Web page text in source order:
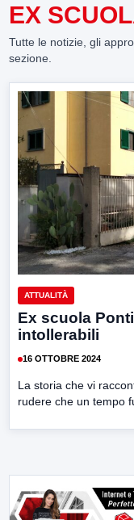
EX
Tutte le notizie, gli
sezione.
ATTUALITÀ
Ex scuola
intollerabili
16 OTTOBRE 2024
La storia che vi
rudere che un tempo